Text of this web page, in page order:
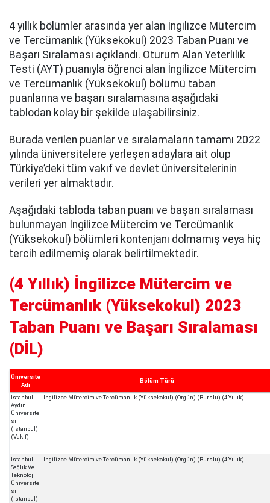
4 yıllık bölümler arasında yer alan İngilizce Mütercim
ve Tercümanlık (Yüksekokul) 2023 Taban Puanı ve
Başarı Sıralaması açıklandı. Oturum Alan Yeterlilik
Testi (AYT) puanıyla öğrenci alan İngilizce Mütercim
ve Tercümanlık (Yüksekokul) bölümü taban
puanlarına ve başarı sıralamasına aşağıdaki
tablodan kolay bir şekilde ulaşabilirsiniz.
Burada verilen puanlar ve sıralamaların tamamı 2022
yılında üniversitelere yerleşen adaylara ait olup
Türkiye’deki tüm vakıf ve devlet üniversitelerinin
verileri yer almaktadır.
Aşağıdaki tabloda taban puanı ve başarı sıralaması
bulunmayan İngilizce Mütercim ve Tercümanlık
(Yüksekokul) bölümleri kontenjanı dolmamış veya hiç
tercih edilmemiş olarak belirtilmektedir.
(4 Yıllık) İngilizce Mütercim ve
Tercümanlık (Yüksekokul) 2023
Taban Puanı ve Başarı Sıralaması
(DİL)
Üniversite
Adı
Bölüm Türü
İstanbul
Aydın
Üniversite
si
(İstanbul)
(Vakıf)
İngilizce Mütercim ve Tercümanlık (Yüksekokul) (Örgün) (Burslu) (4 Yıllık)
İstanbul
Sağlık Ve
Teknoloji
Üniversite
si
(İstanbul)
İngilizce Mütercim ve Tercümanlık (Yüksekokul) (Örgün) (Burslu) (4 Yıllık)